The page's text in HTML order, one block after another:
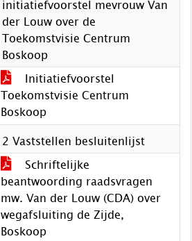
initiatiefvoorstel mevrouw Van
der Louw over de
Toekomstvisie Centrum
Boskoop
Initiatiefvoorstel
Toekomstvisie Centrum
Boskoop
2 Vaststellen besluitenlijst
Schriftelijke
beantwoording raadsvragen
mw. Van der Louw (CDA) over
wegafsluiting de Zijde,
Boskoop